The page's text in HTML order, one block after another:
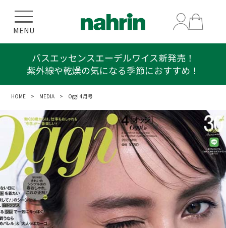
MENU
バスエッセンスエーデルワイス新発売！
紫外線や乾燥の気になる季節におすすめ！
HOME > MEDIA > Oggi 4月号